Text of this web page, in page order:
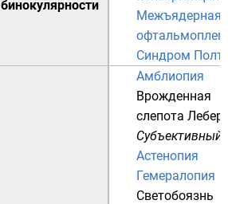
бинокулярности
Межъядерная
Синдром
Амблиопия
Врожденная
слепота
Субъективный
Астенопия
Гемералопия
Светобоязнь